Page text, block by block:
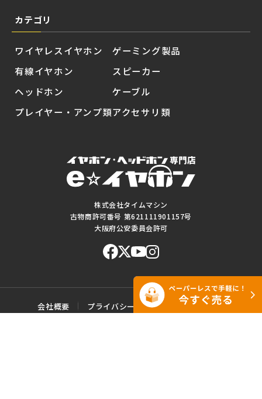
株式会社タイムマシン
古物商許可番号 第621111901157号
大阪府公安委員会許可
カテゴリ
ワイヤレスイヤホン
有線イヤホン
ヘッドホン
プレイヤー・アンプ類
ゲーミング製品
スピーカー
ケーブル
アクセサリ類
会社概要 プライバシーポリシー
ご利用規約